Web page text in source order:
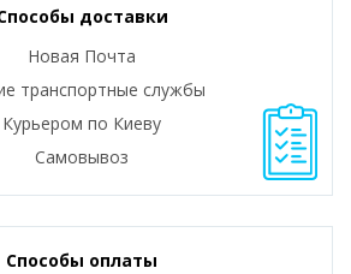
доставки
Новая Почта
транспортные службы
Курьером по Киеву
Самовывоз
Способы оплаты